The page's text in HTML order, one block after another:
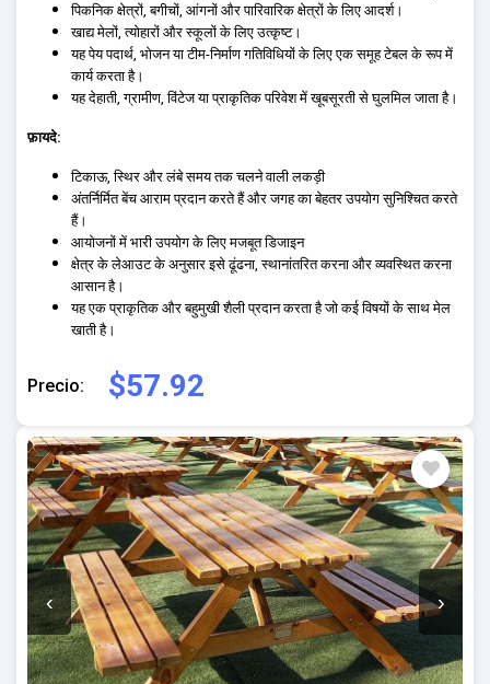
‹ ›
पिकनिक क्षेत्रों, बगीचों, आंगनों और पारिवारिक क्षेत्रों के लिए आदर्श।
खाद्य मेलों, त्योहारों और स्कूलों के लिए उत्कृष्ट।
यह पेय पदार्थ, भोजन या टीम-निर्माण गतिविधियों के लिए एक समूह टेबल के रूप में
कार्य करता है।
यह देहाती, ग्रामीण, विंटेज या प्राकृतिक परिवेश में खूबसूरती से घुलमिल जाता है।
फ़ायदे:
टिकाऊ, स्थिर और लंबे समय तक चलने वाली लकड़ी
अंतर्निर्मित बेंच आराम प्रदान करते हैं और जगह का बेहतर उपयोग सुनिश्चित करते
हैं।
आयोजनों में भारी उपयोग के लिए मजबूत डिजाइन
क्षेत्र के लेआउट के अनुसार इसे ढूंढना, स्थानांतरित करना और व्यवस्थित करना
आसान है।
यह एक प्राकृतिक और बहुमुखी शैली प्रदान करता है जो कई विषयों के साथ मेल
खाती है।
Precio: $57.92